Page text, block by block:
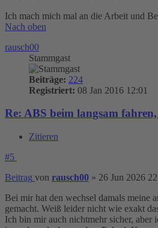
Ich mach mich mal an die Arbeit und
Nach oben
rausch00
Stammgast
Beiträge: 224
Registriert: 08 Jan 2016 12:01
Re: ABS beim langsam
Zitieren
#5
Beitrag von rausch00 » 26 Jun 2026
Bei mir hat den wechsel damals meine
gemacht. Weiß leider nicht wie exakt
Ich bin mir auch nichtmehr sicher, aber